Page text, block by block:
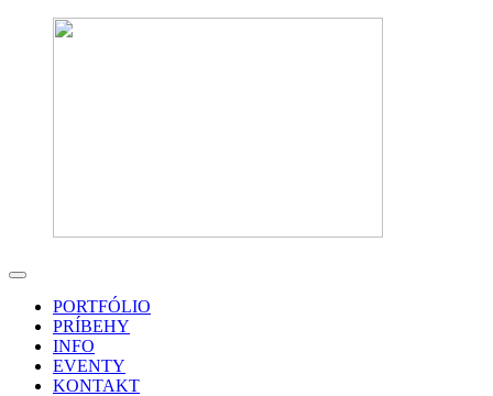
PORTFÓLIO
PRÍBEHY
INFO
EVENTY
KONTAKT